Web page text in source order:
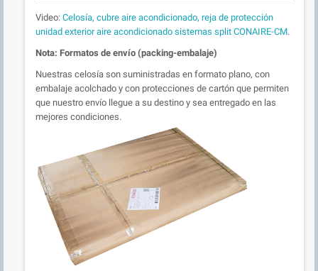
Video: Celosía, cubre aire acondicionado, reja de protección
unidad exterior aire acondicionado sistemas split CONAIRE-CM.
Nota: Formatos de envío (packing-embalaje)
Nuestras celosía son suministradas en formato plano, con
embalaje acolchado y con protecciones de cartón que permiten
que nuestro envío llegue a su destino y sea entregado en las
mejores condiciones.